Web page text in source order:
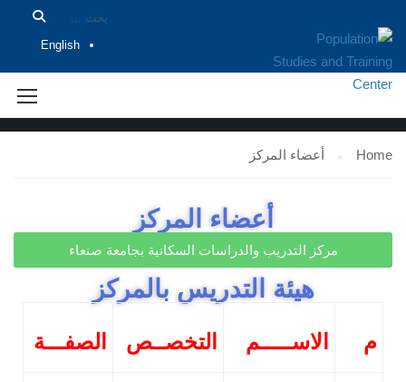
English
أعضاء المركز
Home أعضاء المركز
أعضاء المركز
مركز التدريب والدراسات السكانية بجامعة صنعاء
هيئة التدريس بالمركز
م الاســـــم التخصــص الصفـــة